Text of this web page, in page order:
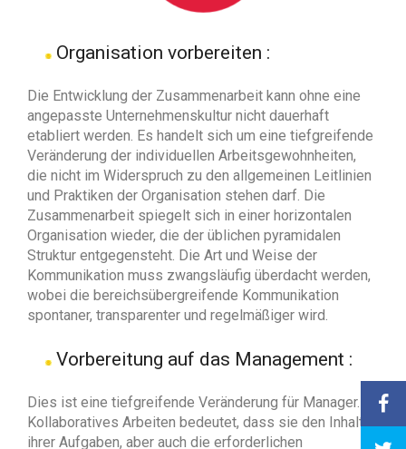
Organisation vorbereiten :
Die Entwicklung der Zusammenarbeit kann ohne eine
angepasste Unternehmenskultur nicht dauerhaft
etabliert werden. Es handelt sich um eine tiefgreifende
Veränderung der individuellen Arbeitsgewohnheiten,
die nicht im Widerspruch zu den allgemeinen Leitlinien
und Praktiken der Organisation stehen darf. Die
Zusammenarbeit spiegelt sich in einer horizontalen
Organisation wieder, die der üblichen pyramidalen
Struktur entgegensteht. Die Art und Weise der
Kommunikation muss zwangsläufig überdacht werden,
wobei die bereichsübergreifende Kommunikation
spontaner, transparenter und regelmäßiger wird.
Vorbereitung auf das Management :
Dies ist eine tiefgreifende Veränderung für Manager.
Kollaboratives Arbeiten bedeutet, dass sie den Inhalt
ihrer Aufgaben, aber auch die erforderlichen